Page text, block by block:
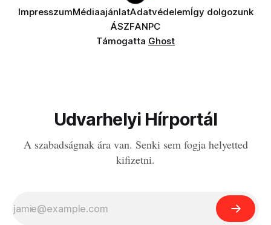
ImpresszumMédiaajánlatAdatvédelemÍgy dolgozunk
ÁSZFANPC
Támogatta Ghost
Udvarhelyi Hírportál
A szabadságnak ára van. Senki sem fogja helyetted
kifizetni.